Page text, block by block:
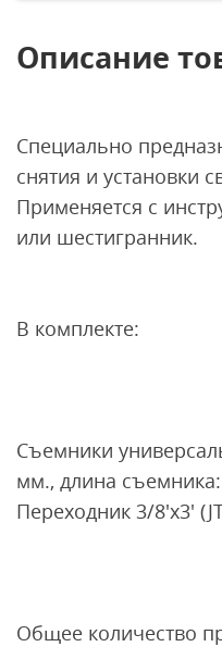
Описание
Специально
снятия и установки
Применяется с
или шестигранник.
В комплекте:
Съемники
мм., длина
Переходник 3/8'x3'
Общее количество